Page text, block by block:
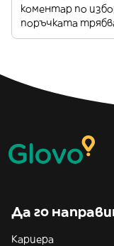
коментар по
поръчката
Да го
Кариера